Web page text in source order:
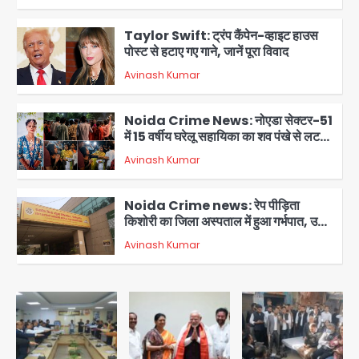
3
Taylor Swift: ट्रंप कैंपेन-व्हाइट हाउस
पोस्ट से हटाए गए गाने, जानें पूरा विवाद
Avinash Kumar
4
Noida Crime News: नोएडा सेक्टर-51
में 15 वर्षीय घरेलू सहायिका का शव पंखे से लटका
मिला
Avinash Kumar
5
Noida Crime news: रेप पीड़िता
किशोरी का जिला अस्पताल में हुआ गर्भपात, उधर
सेक्टर-49 में महिला को मिली ब्लास्ट की धमकी
Avinash Kumar
1
पुणे में प्रशिक्षण विमान हादसे का शिकार, कोई
Team JHJ